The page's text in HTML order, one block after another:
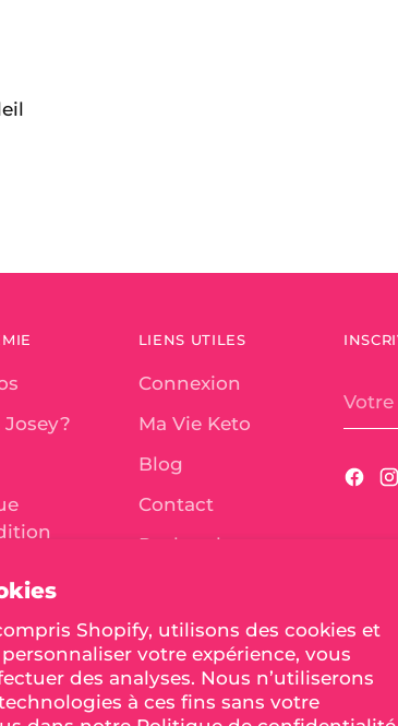
Shopify, utilisons des cookies et
votre expérience, vous
des analyses. Nous n’utiliserons
à ces fins sans votre
LIENS UTILES
Connexion
Ma Vie Keto
Blog
Contact
Recherche
Politique de
confidentialité